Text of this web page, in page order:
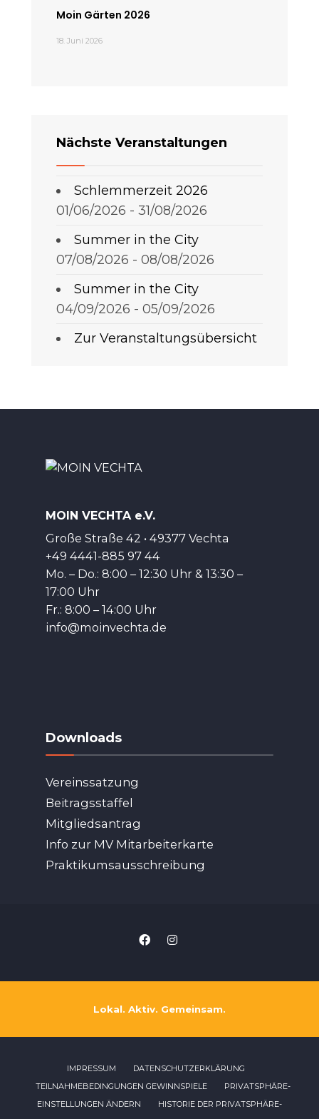
Moin Gärten 2026
18. Juni 2026
Nächste Veranstaltungen
Schlemmerzeit 2026
01/06/2026 - 31/08/2026
Summer in the City
07/08/2026 - 08/08/2026
Summer in the City
04/09/2026 - 05/09/2026
Zur Veranstaltungsübersicht
MOIN VECHTA e.V.
Große Straße 42 • 49377 Vechta
+49 4441-885 97 44
Mo. – Do.: 8:00 – 12:30 Uhr & 13:30 –
17:00 Uhr
Fr.: 8:00 – 14:00 Uhr
info@moinvechta.de
Downloads
Vereinssatzung
Beitragsstaffel
Mitgliedsantrag
Info zur MV Mitarbeiterkarte
Praktikumsausschreibung
Lokal. Aktiv. Gemeinsam.
IMPRESSUM
DATENSCHUTZERKLÄRUNG
TEILNAHMEBEDINGUNGEN GEWINNSPIELE
PRIVATSPHÄRE-
EINSTELLUNGEN ÄNDERN
HISTORIE DER PRIVATSPHÄRE-